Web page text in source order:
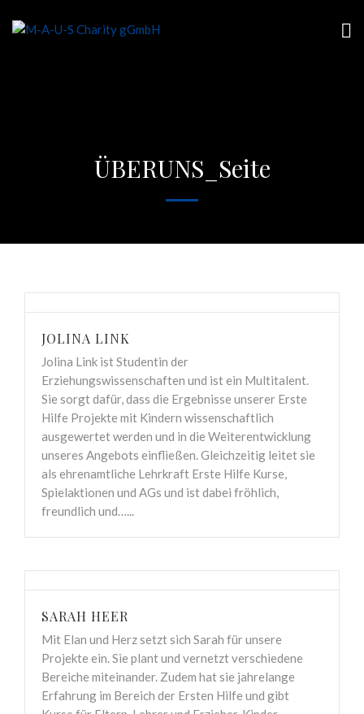
ÜBERUNS_Seite
JOLINA LINK
Jolina Link ist Studentin der
Erziehungswissenschaften und ist ein Multitalent.
Sie sorgt dafür, dass die Ergebnisse unserer Erste
Hilfe Projekte mit Kindern wissenschaftlich
ausgewertet werden und in die Weiterentwicklung
unseres Angebots einfließen. Gleichzeitig leitet sie
als ehrenamtliche Lehrkraft Erste Hilfe Kurse,
Spielaktionen und AGs und ist dabei fröhlich,
freundlich und…...
SARAH HEER
Mit Elan und Herz setzt sich Sarah für unsere
Projekte ein. Sie plant und vernetzt verschiedene
Bereiche miteinander. Zudem hat sie jahrelange
Erfahrung im Bereich der Ersten Hilfe und gibt